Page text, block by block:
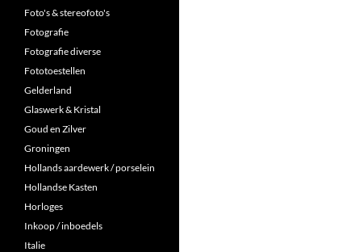
Foto's & stereofoto's
Fotografie
Fotografie diverse
Fototoestellen
Gelderland
Glaswerk & Kristal
Goud en Zilver
Groningen
Hollands aardewerk / porselein
Hollandse Kasten
Horloges
Inkoop / inboedels
Italie